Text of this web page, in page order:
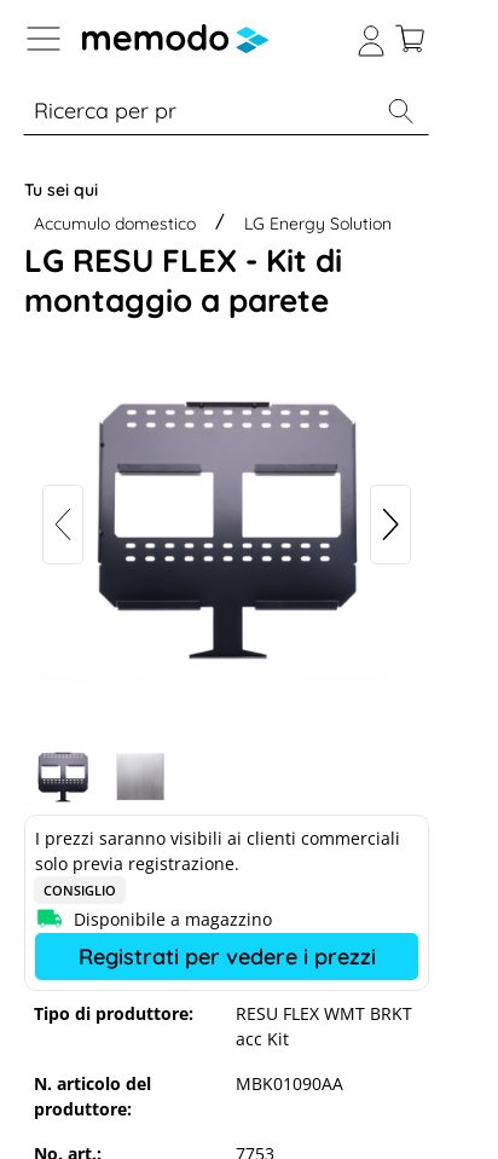
Skip to B2B platform navigation
% Sale Moduli
Tu sei qui
Accumulo domestico
LG Energy Solution
LG RESU FLEX - Kit di
montaggio a parete
Tipo di produttore:
RESU FLEX WMT BRKT
acc Kit
N. articolo del
produttore:
MBK01090AA
No. art.:
7753
I prezzi saranno visibili ai clienti commerciali
solo previa registrazione.
CONSIGLIO
Disponibile a magazzino
Registrati per vedere i prezzi